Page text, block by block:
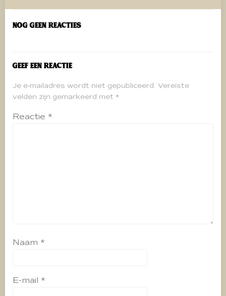
navigatie
Nog geen reacties
Geef een reactie
Je e-mailadres wordt niet gepubliceerd. Vereiste
velden zijn gemarkeerd met *
Reactie *
Naam *
E-mail *